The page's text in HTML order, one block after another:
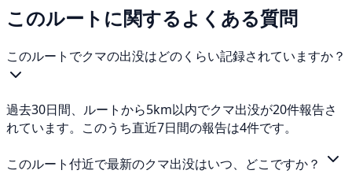
このルートに関するよくある質問
このルートでクマの出没はどのくらい記録されていますか？
過去30日間、ルートから5km以内でクマ出没が20件報告さ
れています。このうち直近7日間の報告は4件です。
このルート付近で最新のクマ出没はいつ、どこですか？